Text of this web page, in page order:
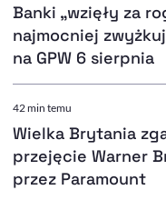
Sprawdź, jak i dlaczego
Deklaracja dostępności
Banki „wzięły za
najmocniej
na GPW 6 sierpnia
42 min temu
Wielka Brytania
przejęcie Warner
przez Paramount